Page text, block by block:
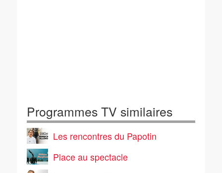
Programmes TV similaires
Les rencontres du Papotin
Place au spectacle